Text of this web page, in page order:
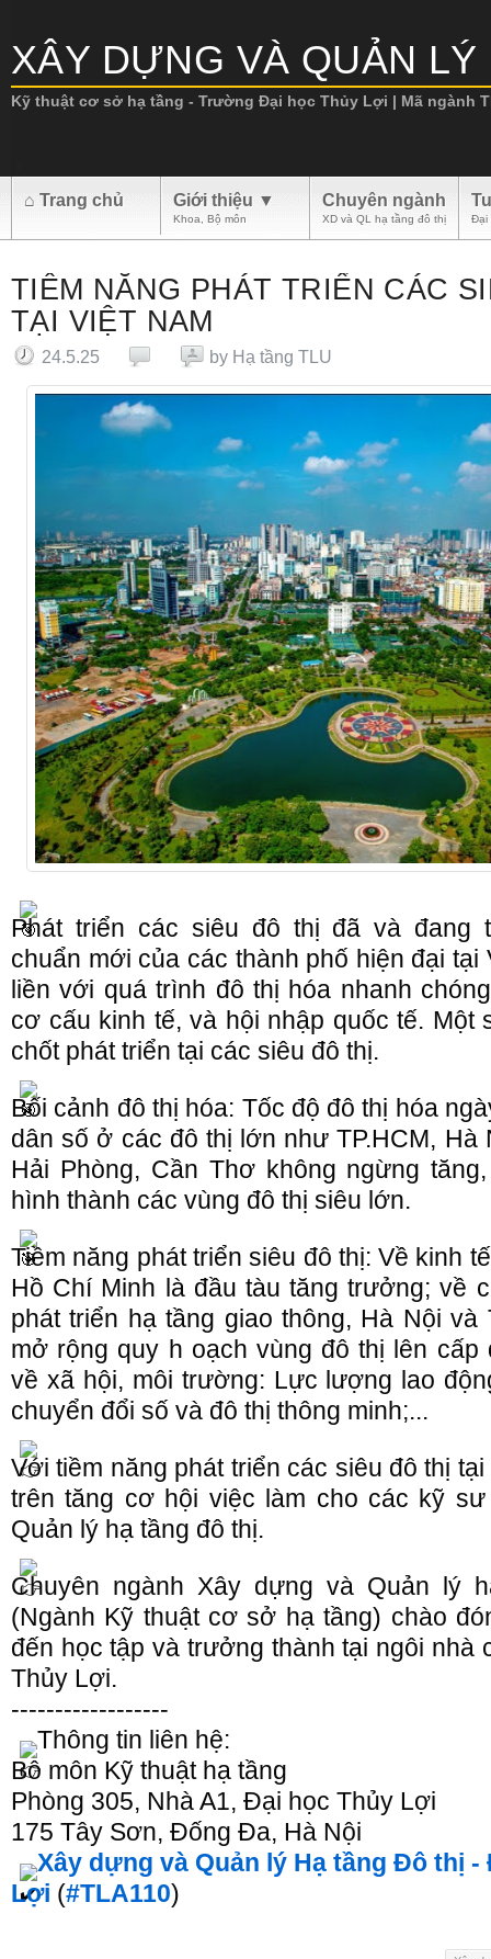
XÂY DỰNG VÀ QUẢN
Kỹ thuật cơ sở hạ tầng - Trường Đại học Thủy Lợi | Mã ngành
⌂ Trang chủ Giới thiệu ▼
Khoa, Bộ môn
Chuyên ngành
XD và QL hạ tầng đô thị Đại
TIỀM NĂNG PHÁT TRIỂN CÁC
TẠI VIỆT NAM
24.5.25 by Hạ tầng TLU
Phát triển các siêu đô thị đã và đang
chuẩn mới của các thành phố hiện đại tại
liền với quá trình đô thị hóa nhanh
cơ cấu kinh tế, và hội nhập quốc tế. Một
chốt phát triển tại các siêu đô thị.
Bối cảnh đô thị hóa: Tốc độ đô thị hóa
dân số ở các đô thị lớn như TP.HCM, Hà
Hải Phòng, Cần Thơ không ngừng
hình thành các vùng đô thị siêu lớn.
Tiềm năng phát triển siêu đô thị: Về kinh
Hồ Chí Minh là đầu tàu tăng trưởng; về
phát triển hạ tầng giao thông, Hà Nội và
mở rộng quy h oạch vùng đô thị lên cấp
về xã hội, môi trường: Lực lượng lao
chuyển đổi số và đô thị thông minh;...
Với tiềm năng phát triển các siêu đô thị
trên tăng cơ hội việc làm cho các kỹ
Quản lý hạ tầng đô thị.
Chuyên ngành Xây dựng và Quản lý
(Ngành Kỹ thuật cơ sở hạ tầng) chào
đến học tập và trưởng thành tại ngôi nhà
Thủy Lợi.
------------------
Thông tin liên hệ:
Bô môn Kỹ thuật hạ tầng
Phòng 305, Nhà A1, Đại học Thủy Lợi
175 Tây Sơn, Đống Đa, Hà Nội
Xây dựng và Quản lý Hạ tầng Đô thị -
Lợi (#TLA110)